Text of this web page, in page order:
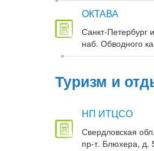
ОКТАВА
Санкт-Петербург
наб. Обводного
Туризм и
НП ИТЦСО
Свердловская
пр-т. Блюхера, д.